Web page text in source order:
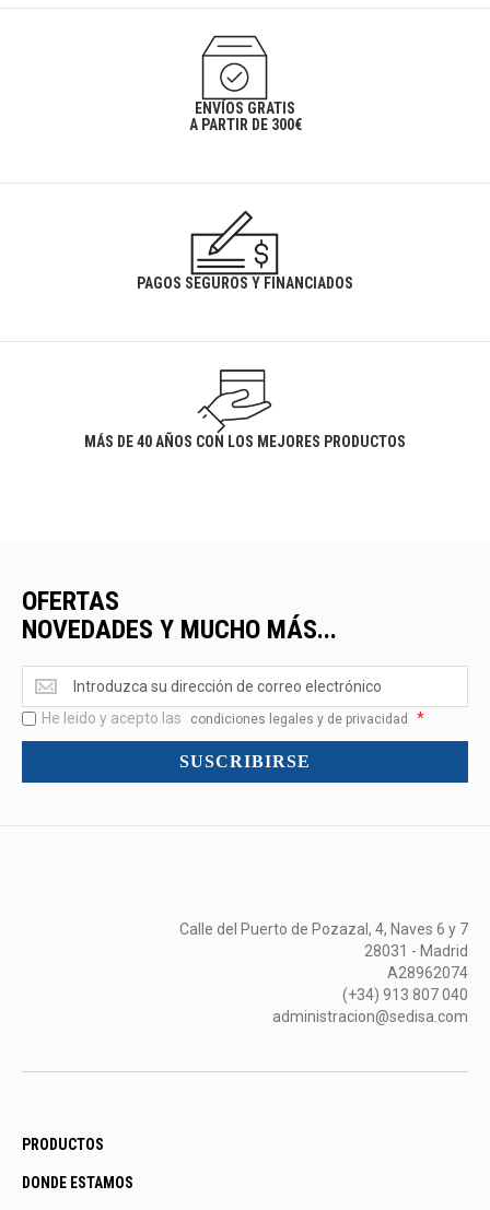
ENVÍOS GRATIS
A PARTIR DE 300€
PAGOS SEGUROS Y FINANCIADOS
MÁS DE 40 AÑOS CON LOS MEJORES PRODUCTOS
OFERTAS
NOVEDADES Y MUCHO MÁS...
Ofertas
<br>Novedades
y
mucho
He leido y acepto las condiciones legales y de privacidad *
SUSCRIBIRSE
Calle del Puerto de Pozazal, 4, Naves 6 y 7
28031 - Madrid
A28962074
(+34) 913 807 040
administracion@sedisa.com
PRODUCTOS
DONDE ESTAMOS